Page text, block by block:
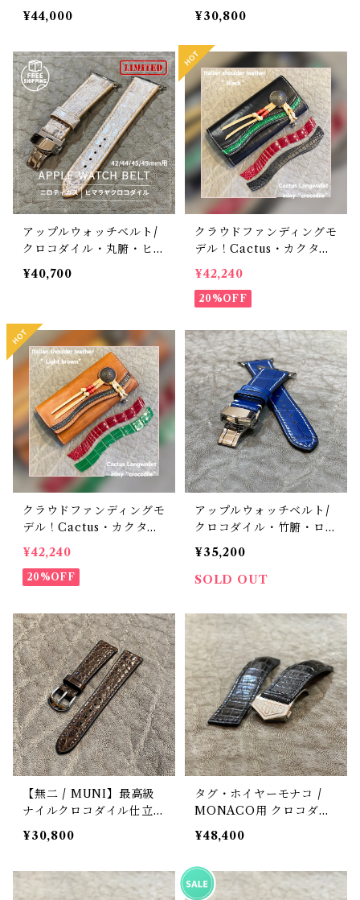
手縫い 18mm-16mm
ボンベ形状 腕時計バン
ルト交換 アンチスウェッ
ト裏材 ステンレスDバッ
クル（プッシュ式バタフラ
イバックル）付き ワンタ
ッチバネ棒 クイックリリ
ース装備 カスタムも可
オメガやタグホイヤーにも
¥44,000
丸腑 18mm-16mm 【ス
タンダード】フルフラット
型 腕時計バンド
¥30,800
アップルウォッチベルト/
クロコダイル・丸腑・ヒマ
ラヤ・フラット（For 42/
44/45/46/49mm）手縫
¥40,700
クラウドファンディングモ
デル！Cactus・カクタ
ス ロングウォレット（C
WBL-03）インレイ・ク
ロコダイル × イタリアン
ョウォレット バイカーウ
ォレット
¥42,240
20%OFF
クラウドファンディングモ
デル！Cactus・カクタ
ス ロングウォレット（C
WBL-03）インレイ・ク
ロコダイル × イタリアン
ョウォレット バイカーウ
ォレット
¥42,240
20%OFF
アップルウォッチベルト/
クロコダイル・竹腑・ロイ
ヤルブルー・フラット（F
or 42/44/45/46/49mm）
時計バンド
¥35,200
SOLD OUT
【無二 / MUNI】最高級
ナイルクロコダイル仕立て
時計レザーストラップ /
ブラウン・マット（ラグ幅
¥30,800
タグ・ホイヤーモナコ /
MONACO用 クロコダイ
ル 時計ベルト・竹腑・マ
ットグレー
¥48,400